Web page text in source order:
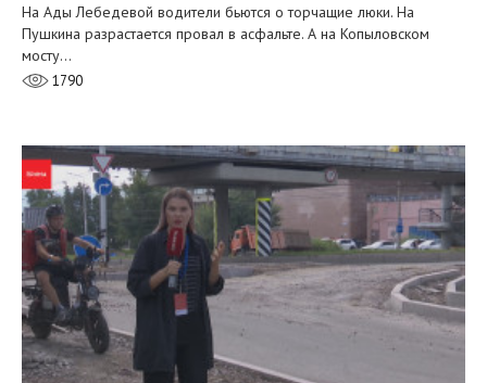
На Ады Лебедевой водители бьются о торчащие люки. На
Пушкина разрастается провал в асфальте. А на Копыловском
мосту…
1790